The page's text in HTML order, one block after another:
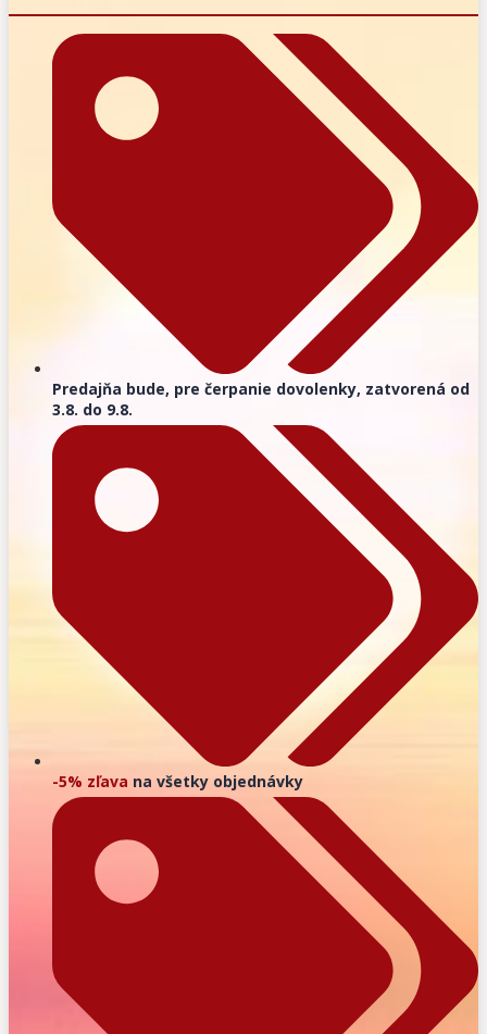
Predajňa bude, pre čerpanie dovolenky, zatvorená od
3.8. do 9.8.
-5% zľava na všetky objednávky